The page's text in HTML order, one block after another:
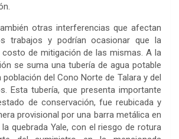
otras interferencias que afectan
trabajos y podrían ocasionar que la
de mitigación de las mismas. A la
se suma una tubería de agua potable
del Cono Norte de Talara y del
Esta tubería, que presenta importante
de conservación, fue reubicada y
provisional por una barra metálica en
quebrada Yale, con el riesgo de rotura